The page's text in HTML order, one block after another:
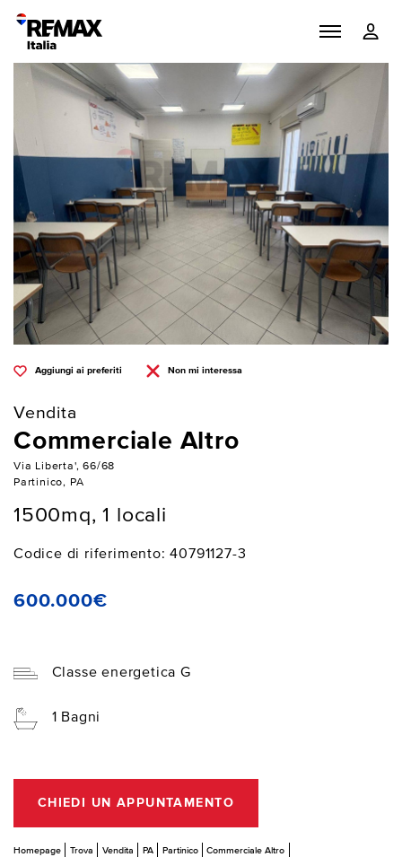
Aggiungi ai preferiti Non mi interessa
Vendita
Commerciale Altro
Via Liberta', 66/68
Partinico, PA
1500mq, 1 locali
Codice di riferimento: 40791127-3
600.000€
Classe energetica G
1 Bagni
CHIEDI UN APPUNTAMENTO
Homepage Trova Vendita PA Partinico
Commerciale Altro